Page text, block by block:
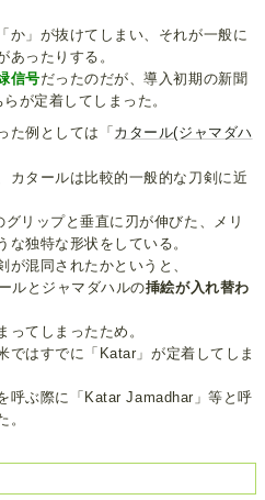
か」が抜けてしまい、それが一般に
あったりする。
信号だったのだが、導入初期の新聞
が定着してしまった。
た例としては「 カタール(ジャマダハ
カタールは比較的一般的な刀剣に近
リップと垂直に刃が伸びた、メリ
独特な形状をしている。
が混同されたかというと、
ルとジャマダハルの挿絵が入れ替わ
ってしまったため。
ではすでに「Katar」が定着してしま
呼ぶ際に「Katar Jamadhar」等と呼
。